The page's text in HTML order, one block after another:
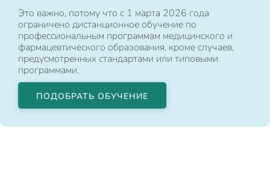
Это важно, потому что с 1 марта 2026 года
ограничено дистанционное обучение по
профессиональным программам медицинского и
фармацевтического образования, кроме случаев,
предусмотренных стандартами или типовыми
программами.
ПОДОБРАТЬ ОБУЧЕНИЕ